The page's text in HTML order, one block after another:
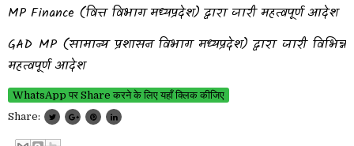
MP Finance (वित्त विभाग मध्यप्रदेश) द्वारा जारी महत्वपूर्ण आदेश
GAD MP (सामान्य प्रशासन विभाग मध्यप्रदेश) द्वारा जारी विभिन्न
महत्वपूर्ण आदेश
WhatsApp पर Share करने के लिए यहाँ क्लिक कीजिए
Share: